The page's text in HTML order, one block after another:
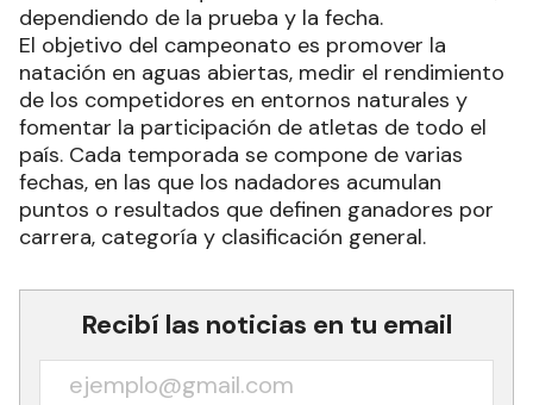
dependiendo de la prueba y la fecha.
El objetivo del campeonato es promover la
natación en aguas abiertas, medir el rendimiento
de los competidores en entornos naturales y
fomentar la participación de atletas de todo el
país. Cada temporada se compone de varias
fechas, en las que los nadadores acumulan
puntos o resultados que definen ganadores por
carrera, categoría y clasificación general.
Recibí las noticias en tu email